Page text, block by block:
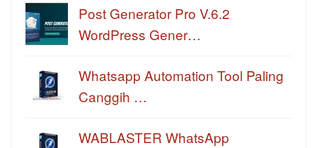
Post Generator Pro V.6.2
WordPress Gener…
Whatsapp Automation Tool Paling
Canggih …
WABLASTER WhatsApp